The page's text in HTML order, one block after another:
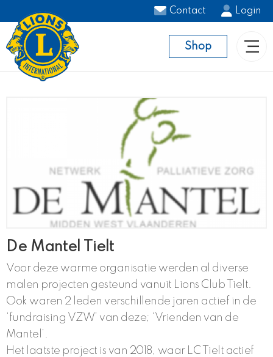
Contact Login
Shop
De Mantel Tielt
Voor deze warme organisatie werden al diverse
malen projecten gesteund vanuit Lions Club Tielt.
Ook waren 2 leden verschillende jaren actief in de
‘fundraising VZW’ van deze; ‘Vrienden van de
Mantel’.
Het laatste project is van 2018, waar LC Tielt actief